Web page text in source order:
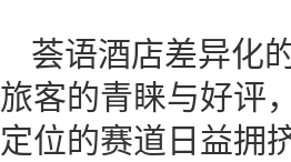
荟语酒店差异化
旅客的青睐与好评
定位的赛道日益拥